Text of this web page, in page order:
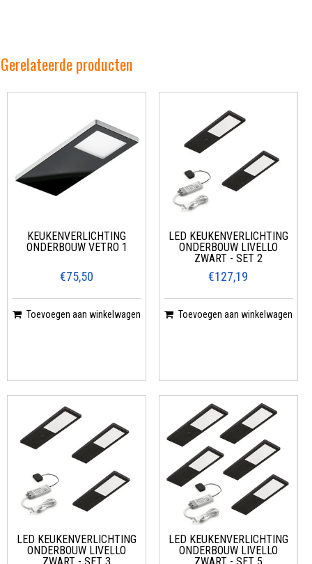
Gerelateerde producten
KEUKENVERLICHTING
ONDERBOUW VETRO 1
€75,50
Toevoegen aan winkelwagen
LED KEUKENVERLICHTING
ONDERBOUW LIVELLO
ZWART - SET 2
€127,19
Toevoegen aan winkelwagen
LED KEUKENVERLICHTING
ONDERBOUW LIVELLO
LED KEUKENVERLICHTING
ONDERBOUW LIVELLO